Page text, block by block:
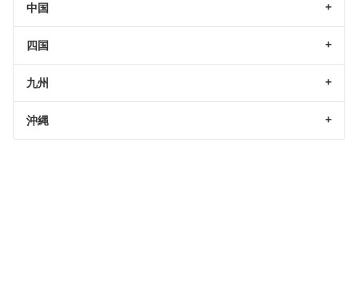
中国
四国
九州
沖縄